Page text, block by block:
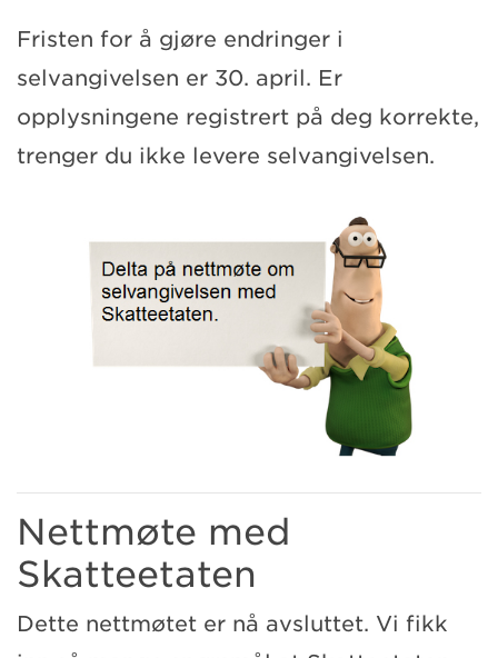
Fristen for å gjøre endringer i
selvangivelsen er 30. april. Er
opplysningene registrert på deg korrekte,
trenger du ikke levere selvangivelsen.
Nettmøte med
Skatteetaten
Dette nettmøtet er nå avsluttet. Vi fikk